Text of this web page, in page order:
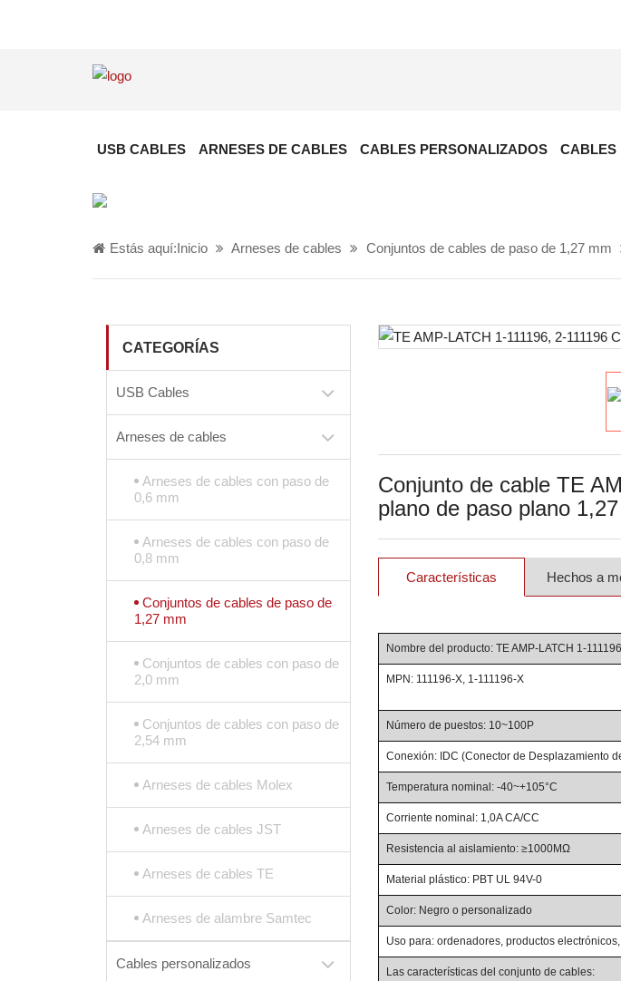
USB CABLES ARNESES DE CABLES CABLES PERSONALIZADOS CABLES
Estás aquí:Inicio Arneses de cables Conjuntos de cables de paso de 1,27 mm
Conjunto de cable TE
plano de paso plano
Características Hechos a
Nombre del producto: TE AMP-LATCH 1-
MPN: 111196-X, 1-111196-X
Número de puestos: 10~100P
Conexión: IDC (Conector de Desplazamiento
Temperatura nominal: -40~+105°C
Corriente nominal: 1,0A CA/CC
Resistencia al aislamiento: ≥1000MΩ
Material plástico: PBT UL 94V-0
Color: Negro o personalizado
Uso para: ordenadores, productos
Las características del conjunto de cables:
CATEGORÍAS
USB Cables
Arneses de cables
Arneses de cables con paso de
0,6 mm
Arneses de cables con paso de
0,8 mm
Conjuntos de cables de paso de
1,27 mm
Conjuntos de cables con paso de
2,0 mm
Conjuntos de cables con paso de
2,54 mm
Arneses de cables Molex
Arneses de cables JST
Arneses de cables TE
Arneses de alambre Samtec
Cables personalizados